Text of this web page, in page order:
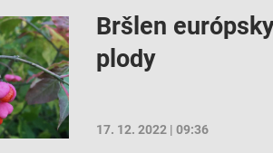
údajov z rôznych zdrojov
Bršlen
plody
17. 12. 2022 | 09:36